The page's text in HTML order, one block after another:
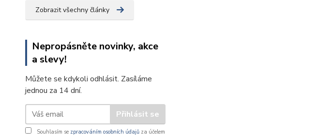
Zobrazit všechny články
Nepropásněte novinky, akce
a slevy!
Můžete se kdykoli odhlásit. Zasíláme
jednou za 14 dní.
Přihlásit se
Souhlasím se zpracováním osobních údajů za účelem